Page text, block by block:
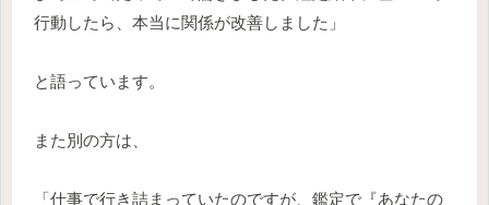
行動したら、本当に関係が改善しました」
と語っています。
また別の方は、
「仕事で行き詰まっていたのですが、鑑定で『あなたの